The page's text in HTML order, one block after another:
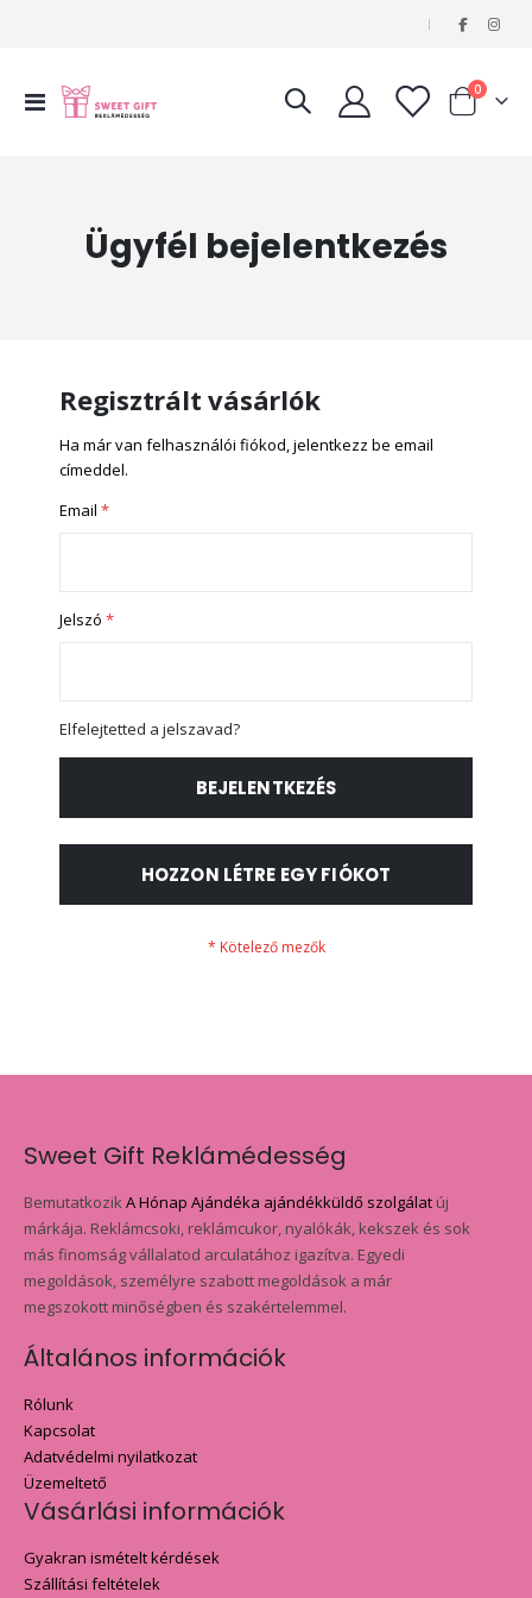
|
Navigáció
váltása
Kosár
0tételeket
Ügyfél bejelentkezés
Regisztrált vásárlók
Ha már van felhasználói fiókod, jelentkezz be email
címeddel.
Email
Jelszó
Elfelejtetted a jelszavad?
BEJELENTKEZÉS
HOZZON LÉTRE EGY FIÓKOT
Sweet Gift Reklámédesség
BemutatkozikA Hónap Ajándéka ajándékküldő szolgálat új
márkája. Reklámcsoki, reklámcukor, nyalókák, kekszek és sok
más finomság vállalatod arculatához igazítva. Egyedi
megoldások, személyre szabott megoldások a már
megszokott minőségben és szakértelemmel.
Általános információk
Rólunk
Kapcsolat
Adatvédelmi nyilatkozat
Üzemeltető
Vásárlási információk
Gyakran ismételt kérdések
Szállítási feltételek